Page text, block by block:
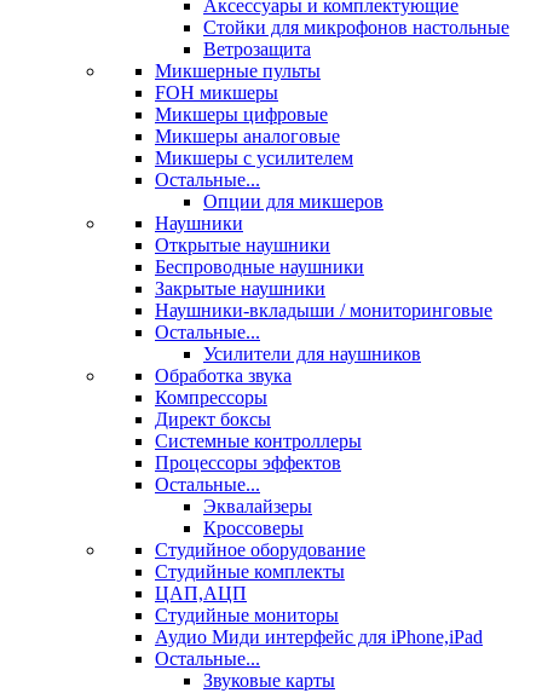
Аксессуары и комплектующие
Стойки для микрофонов настольные
Ветрозащита
Микшерные пульты
FOH микшеры
Микшеры цифровые
Микшеры аналоговые
Микшеры с усилителем
Остальные...
Опции для микшеров
Наушники
Открытые наушники
Беспроводные наушники
Закрытые наушники
Наушники-вкладыши / мониторинговые
Остальные...
Усилители для наушников
Обработка звука
Компрессоры
Директ боксы
Системные контроллеры
Процессоры эффектов
Остальные...
Эквалайзеры
Кроссоверы
Студийное оборудование
Студийные комплекты
ЦАП,АЦП
Студийные мониторы
Аудио Миди интерфейс для iPhone,iPad
Остальные...
Звуковые карты